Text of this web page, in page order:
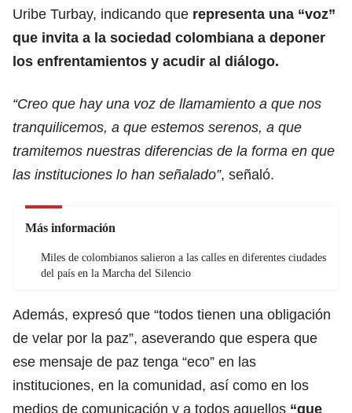
Uribe Turbay, indicando que representa una “voz”
que invita a la sociedad colombiana a deponer
los enfrentamientos y acudir al diálogo.
“Creo que hay una voz de llamamiento a que nos
tranquilicemos, a que estemos serenos, a que
tramitemos nuestras diferencias de la forma en que
las instituciones lo han señalado”, señaló.
Más información
Miles de colombianos salieron a las calles en diferentes ciudades
del país en la Marcha del Silencio
Además, expresó que “todos tienen una obligación
de velar por la paz”, aseverando que espera que
ese mensaje de paz tenga “eco” en las
instituciones, en la comunidad, así como en los
medios de comunicación y a todos aquellos “que